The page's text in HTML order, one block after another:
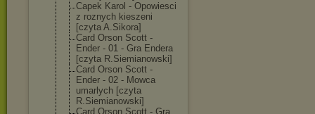
Capek Karol - Opowiesci
z roznych kieszeni
[czyta A.Sikora]
Card Orson Scott -
Ender - 01 - Gra Endera
[czyta R.Siemianowski]
Card Orson Scott -
Ender - 02 - Mowca
umarlych [czyta
R.Siemianowski]
Card Orson Scott - Gra